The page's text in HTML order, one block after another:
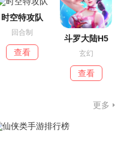
时空特攻队
回合制
查看
斗罗大陆H5
玄幻
查看
更多